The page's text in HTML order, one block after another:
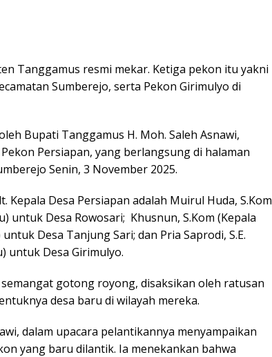
Tanggamus resmi mekar. Ketiga pekon itu yakni
Sumberejo, serta Pekon Girimulyo di
Bupati Tanggamus H. Moh. Saleh Asnawi,
Persiapan, yang berlangsung di halaman
Senin, 3 November 2025.
Kepala Desa Persiapan adalah Muirul Huda, S.Kom
untuk Desa Rowosari; Khusnun, S.Kom (Kepala
Desa Tanjung Sari; dan Pria Saprodi, S.E.
untuk Desa Girimulyo.
gotong royong, disaksikan oleh ratusan
desa baru di wilayah mereka.
dalam upacara pelantikannya menyampaikan
yang baru dilantik. Ia menekankan bahwa